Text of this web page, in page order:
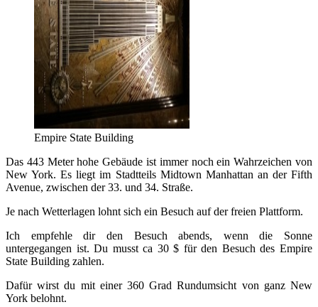
Empire State Building
Das 443 Meter hohe Gebäude ist immer noch ein Wahrzeichen von
New York. Es liegt im Stadtteils Midtown Manhattan an der Fifth
Avenue, zwischen der 33. und 34. Straße.
Je nach Wetterlagen lohnt sich ein Besuch auf der freien Plattform.
Ich empfehle dir den Besuch abends, wenn die Sonne
untergegangen ist. Du musst ca 30 $ für den Besuch des Empire
State Building zahlen.
Dafür wirst du mit einer 360 Grad Rundumsicht von ganz New
York belohnt.